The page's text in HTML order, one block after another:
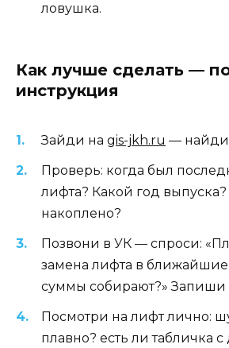
ловушка.
Как лучше сделать —
инструкция
Зайди на gis-jkh.ru — найди
Проверь: когда был
лифта? Какой год
накоплено?
Позвони в УК — спроси:
замена лифта в ближайшие
суммы собирают?» Запиши
Посмотри на лифт лично:
плавно? есть ли табличка